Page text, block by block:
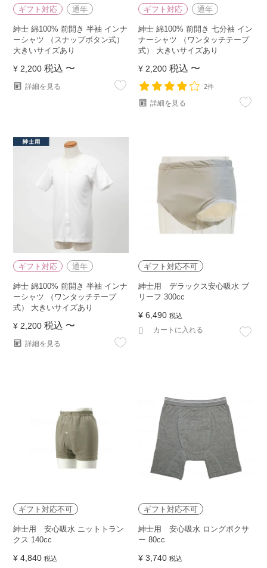
ギフト対応 通年
紳士 綿100% 前開き 半袖 インナ
ーシャツ （スナップボタン式）
大きいサイズあり
¥ 2,200 税込 〜
詳細を見る
ギフト対応 通年
紳士 綿100% 前開き 七分袖 イン
ナーシャツ （ワンタッチテープ
式） 大きいサイズあり
¥ 2,200 税込 〜
2件
詳細を見る
ギフト対応 通年
紳士 綿100% 前開き 半袖 インナ
ーシャツ （ワンタッチテープ
式） 大きいサイズあり
¥ 2,200 税込 〜
詳細を見る
ギフト対応不可
紳士用 デラックス安心吸水 ブ
リーフ 300cc
¥ 6,490 税込
カートに入れる
ギフト対応不可
紳士用 安心吸水 ニットトラン
クス 140cc
¥ 4,840 税込
ギフト対応不可
紳士用 安心吸水 ロングボクサ
ー 80cc
¥ 3,740 税込